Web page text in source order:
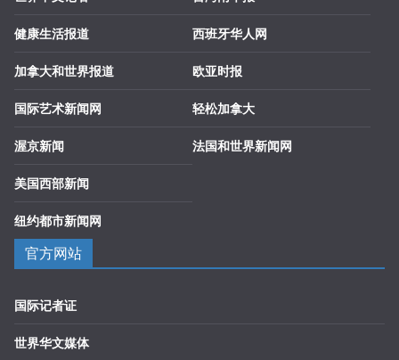
健康生活报道
加拿大和世界报道
国际艺术新闻网
渥京新闻
美国西部新闻
纽约都市新闻网
西班牙华人网
欧亚时报
轻松加拿大
法国和世界新闻网
官方网站
国际记者证
世界华文媒体